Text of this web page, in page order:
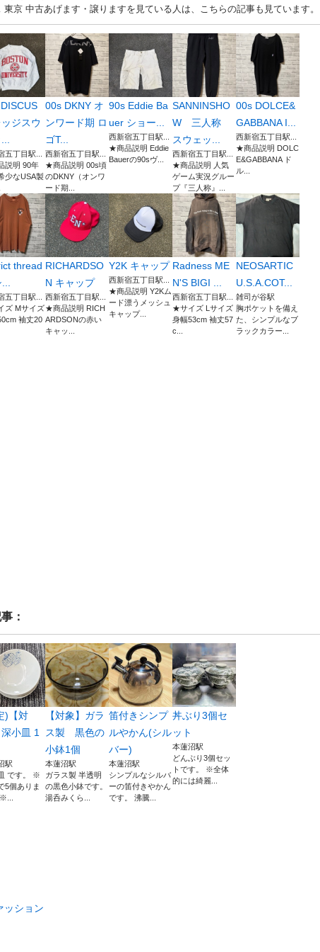
東京 中古あげます・譲りますを見ている人は、こちらの記事も見ています。
ジスウ
五丁目駅...
説明 90年
少なUSA製
00s DKNY オ
ンワード期 ロ
ゴT...
西新宿五丁目駅...
★商品説明 00s頃
のDKNY（オンワ
ード期...
90s Eddie Ba
uer ショー...
西新宿五丁目駅...
★商品説明 Eddie
Bauerの90sヴ...
SANNINSHO
W 三人称
スウェッ...
西新宿五丁目駅...
★商品説明 人気
ゲーム実況グルー
プ『三人称』...
00s DOLCE&
GABBANA I...
西新宿五丁目駅...
★商品説明 DOLC
E&GABBANA ド
ル...
thread
五丁目駅...
ズ Mサイズ
袖丈20
RICHARDSO
N キャップ
西新宿五丁目駅...
★商品説明 RICH
ARDSONの赤い
キャッ...
Y2K キャップ
西新宿五丁目駅...
★商品説明 Y2Kム
ード漂うメッシュ
キャップ...
Radness ME
N'S BIGI ...
西新宿五丁目駅...
★サイズ Lサイズ
身幅53cm 袖丈57
c...
NEOSARTIC
U.S.A.COT...
雑司が谷駅
胸ポケットを備え
た、シンプルなブ
ラックカラー...
：
)【対
小皿 1
駅
です。 ※
5個ありま
【対象】ガラ
ス製 黒色の
小鉢1個
本蓮沼駅
ガラス製 半透明
の黒色小鉢です。
湯呑みくら...
笛付きシンプ
ルやかん(シル
バー)
本蓮沼駅
シンプルなシルバ
ーの笛付きやかん
です。 沸騰...
丼ぶり3個セ
ット
本蓮沼駅
どんぶり3個セッ
トです。 ※全体
的には綺麗...
ッション